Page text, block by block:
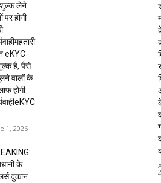
लेने
पर होगी
eKYC
है, पैसे
वालों के
होगी
1, 2026
के
दुकान